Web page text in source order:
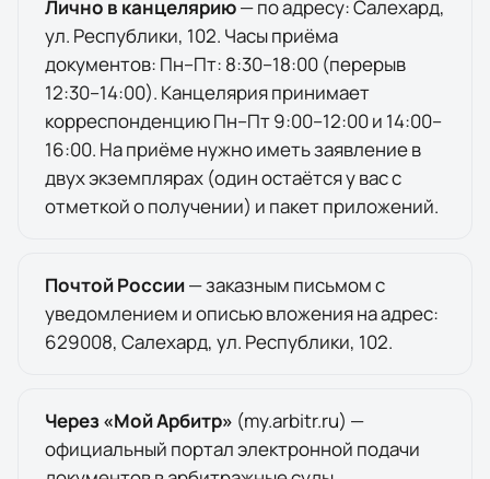
Лично в канцелярию— по адресу:Салехард,
ул. Республики, 102. Часы приёма
документов: Пн–Пт: 8:30–18:00 (перерыв
12:30–14:00). Канцелярия принимает
корреспонденцию Пн–Пт 9:00–12:00 и 14:00–
16:00. На приёме нужно иметь заявление в
двух экземплярах (один остаётся у вас с
отметкой о получении) и пакет приложений.
Почтой России— заказным письмом с
уведомлением и описью вложения на адрес:
629008, Салехард, ул. Республики, 102.
Через «Мой Арбитр» (my.arbitr.ru) —
официальный портал электронной подачи